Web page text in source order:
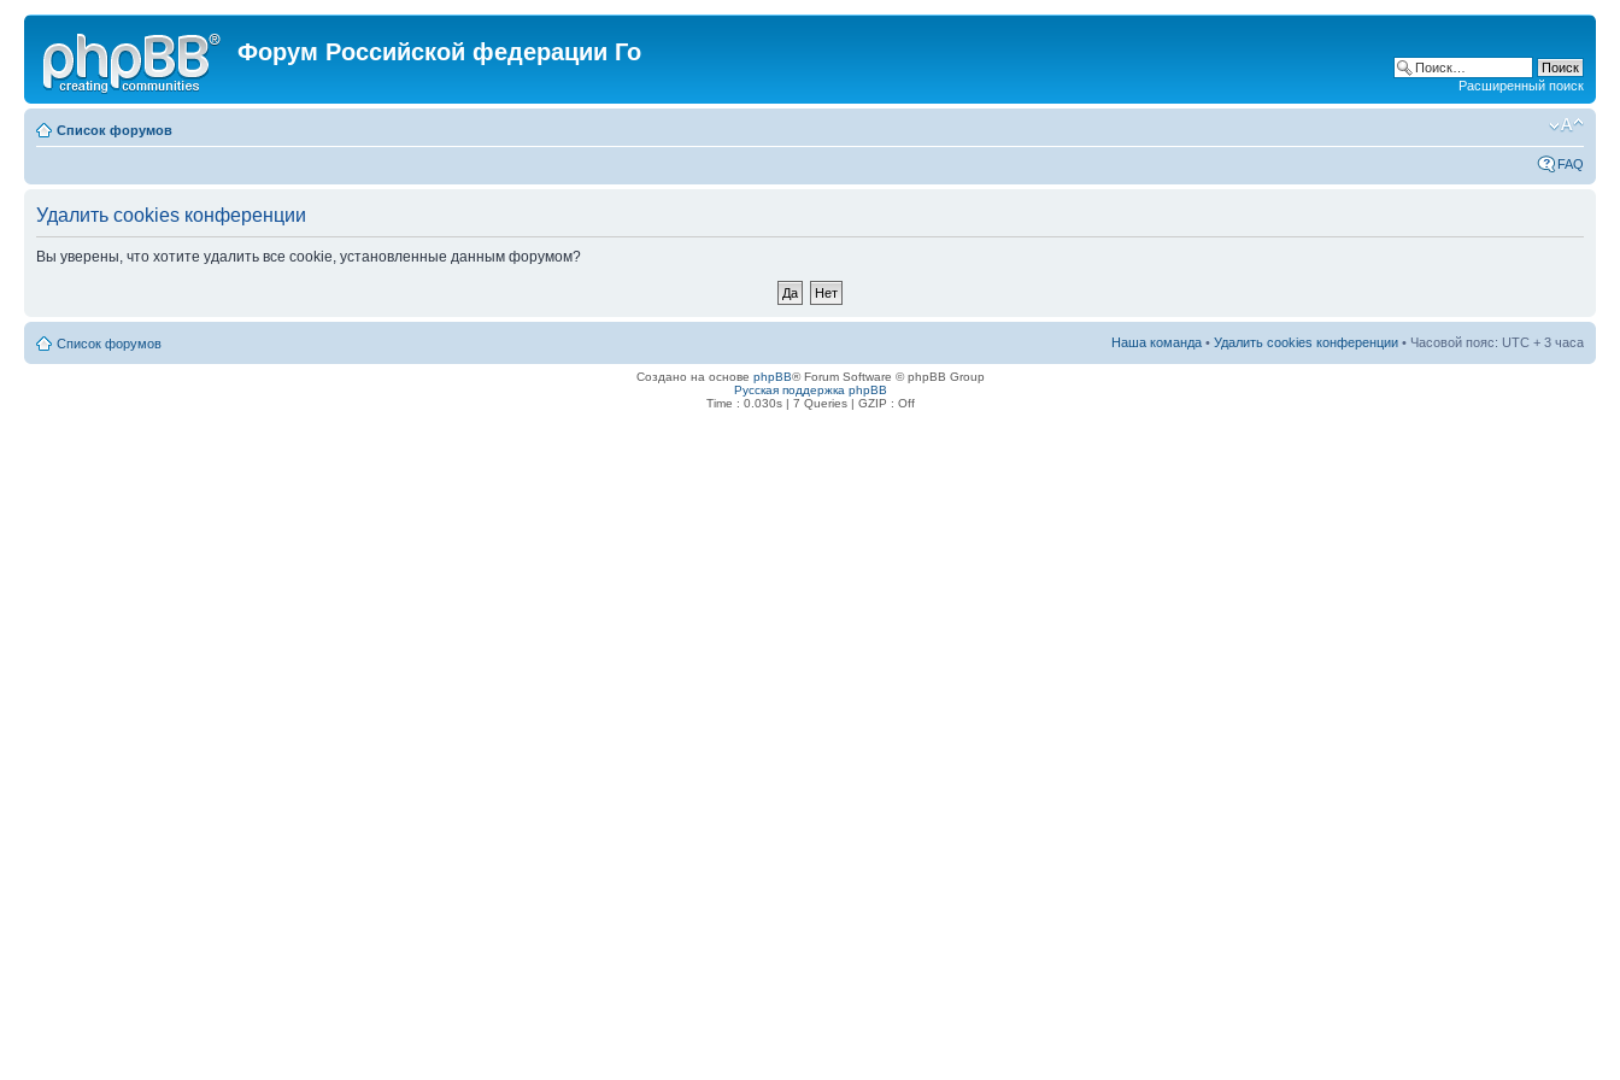
Форум Российской федерации Го
Расширенный поиск
Список форумов
FAQ
Удалить cookies конференции
Вы уверены, что хотите удалить все cookie, установленные данным форумом?
Список форумов Наша команда • Удалить cookies конференции • Часовой пояс: UTC + 3 часа
Создано на основе phpBB® Forum Software © phpBB Group
Русская поддержка phpBB
Time : 0.030s | 7 Queries | GZIP : Off